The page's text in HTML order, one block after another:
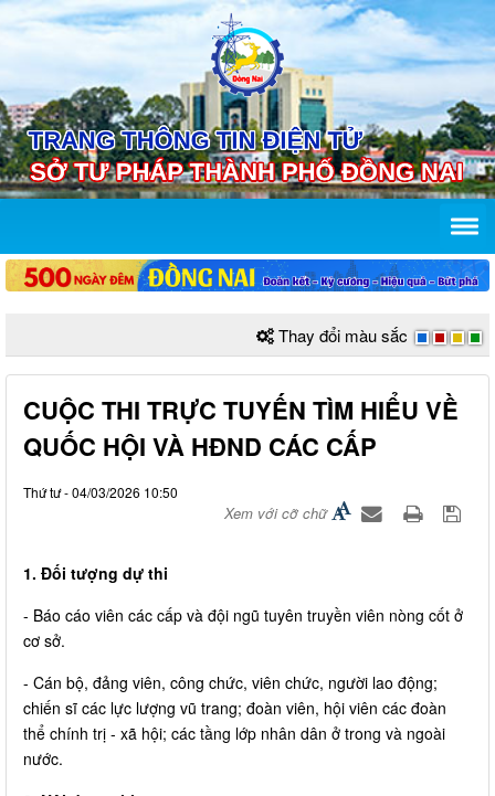
Thay đổi màu sắc
CUỘC THI TRỰC TUYẾN TÌM HIỂU VỀ
QUỐC HỘI VÀ HĐND CÁC CẤP
Thứ tư - 04/03/2026 10:50
Xem với cỡ chữ
1. Đối tượng dự thi
- Báo cáo viên các cấp và đội ngũ tuyên truyền viên nòng cốt ở
cơ sở.
- Cán bộ, đảng viên, công chức, viên chức, người lao động;
chiến sĩ các lực lượng vũ trang; đoàn viên, hội viên các đoàn
thể chính trị - xã hội; các tầng lớp nhân dân ở trong và ngoài
nước.